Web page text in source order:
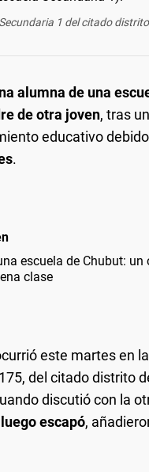
1 del citado
alumna de una
de otra joven, tras
educativo
.
escuela de Chubut:
clase
este martes en
del citado distrito
discutió con la
escapó,